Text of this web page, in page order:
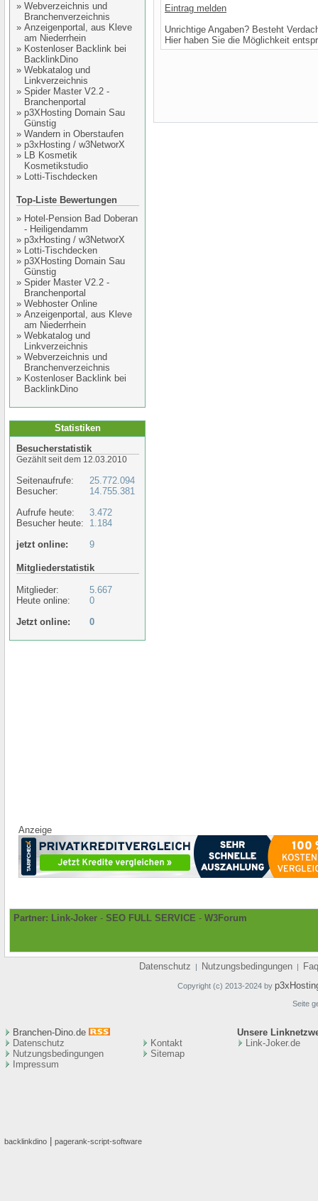
» Webverzeichnis und
Branchenverzeichnis
» Anzeigenportal, aus Kleve
am Niederrhein
» Kostenloser Backlink bei
BacklinkDino
» Webkatalog und
Linkverzeichnis
» Spider Master V2.2 -
Branchenportal
» p3XHosting Domain Sau
Günstig
» Wandern in Oberstaufen
» p3xHosting / w3NetworX
» LB Kosmetik
Kosmetikstudio
» Lotti-Tischdecken
Top-Liste Bewertungen
» Hotel-Pension Bad Doberan
- Heiligendamm
» p3xHosting / w3NetworX
» Lotti-Tischdecken
» p3XHosting Domain Sau
Günstig
» Spider Master V2.2 -
Branchenportal
» Webhoster Online
» Anzeigenportal, aus Kleve
am Niederrhein
» Webkatalog und
Linkverzeichnis
» Webverzeichnis und
Branchenverzeichnis
» Kostenloser Backlink bei
BacklinkDino
Statistiken
Besucherstatistik
Gezählt seit dem 12.03.2010
Seitenaufrufe:
Besucher:
Aufrufe heute:
Besucher heute:
jetzt online:
25.772.094
14.755.381
3.472
1.184
9
Mitgliederstatistik
Mitglieder:
Heute online:
5.667
0
Jetzt online:
0
Eintrag melden
Unrichtige Angaben? Besteht
Hier haben Sie die Möglichkeit
Anzeige
Partner: Link-Joker - SEO FULL SERVICE - W3Forum
Datenschutz | Nutzungsbedingungen | Faq
Copyright (c) 2013-2024 by
Seite
Branchen-Dino.de
Unsere
Datenschutz
Nutzungsbedingungen
Impressum
Kontakt
Sitemap
Link-Joker.de
backlinkdino pagerank-script-software